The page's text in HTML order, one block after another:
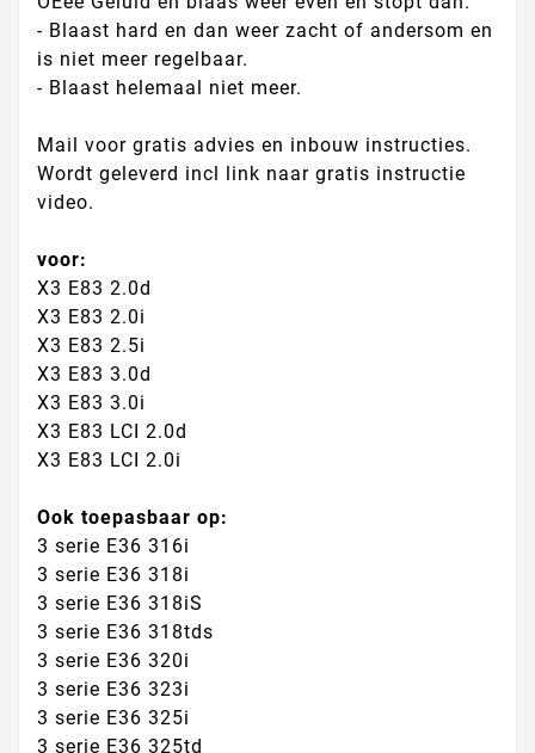
- Blaast hard en dan weer zacht of andersom en
is niet meer regelbaar.
- Blaast helemaal niet meer.
Mail voor gratis advies en inbouw instructies.
Wordt geleverd incl link naar gratis instructie
video.
voor:
X3 E83 2.0d
X3 E83 2.0i
X3 E83 2.5i
X3 E83 3.0d
X3 E83 3.0i
X3 E83 LCI 2.0d
X3 E83 LCI 2.0i
Ook toepasbaar op:
3 serie E36 316i
3 serie E36 318i
3 serie E36 318iS
3 serie E36 318tds
3 serie E36 320i
3 serie E36 323i
3 serie E36 325i
3 serie E36 325td